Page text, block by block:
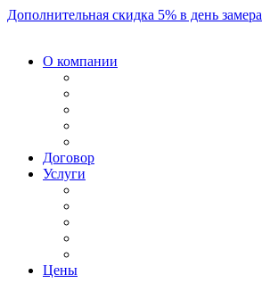
Дополнительная скидка 5% в день замера
О компании
Договор
Услуги
Цены